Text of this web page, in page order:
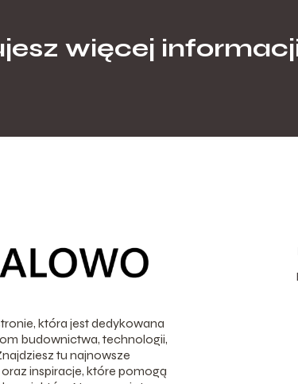
więcej
która jest dedykowana
budownictwa, technologii,
tu najnowsze
inspiracje, które pomogą